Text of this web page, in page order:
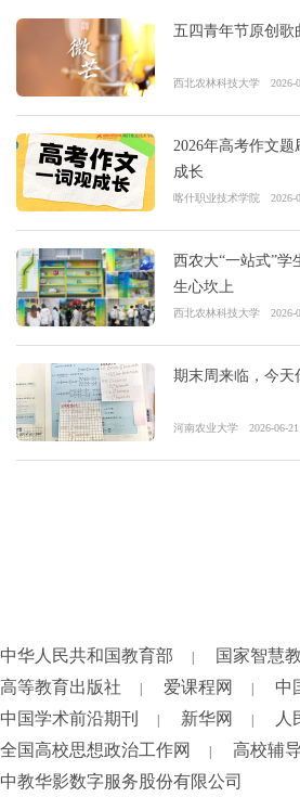
五四青年节原创歌
西北农林科技大学 2026-
2026年高考作文
成长
喀什职业技术学院 2026-
西农大“一站式”
生心坎上
西北农林科技大学 2026-
期末周来临，今天
河南农业大学 2026-06-21
中华人民共和国教育部 国家智慧
高等教育出版社 爱课程网 中
中国学术前沿期刊 新华网 人
全国高校思想政治工作网 高校辅
中教华影数字服务股份有限公司